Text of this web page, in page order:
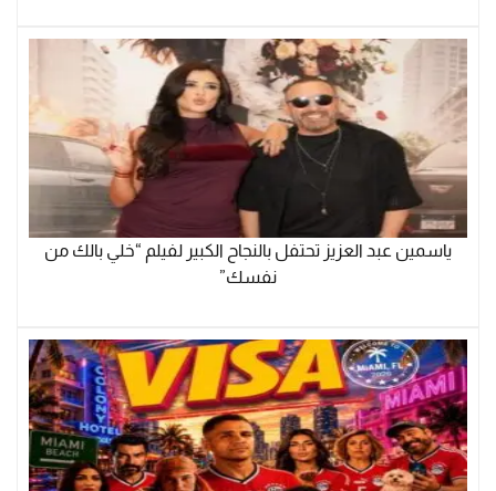
ياسمين عبد العزيز تحتفل بالنجاح الكبير لفيلم “خلي بالك من
نفسك”